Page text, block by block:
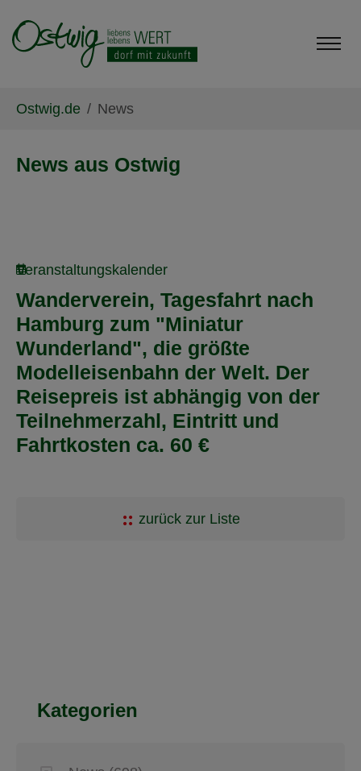
Ostwig.de News
News aus Ostwig
Veranstaltungskalender
Wanderverein, Tagesfahrt nach
Hamburg zum "Miniatur
Wunderland", die größte
Modelleisenbahn der Welt. Der
Reisepreis ist abhängig von der
Teilnehmerzahl, Eintritt und
Fahrtkosten ca. 60 €
zurück zur Liste
Kategorien